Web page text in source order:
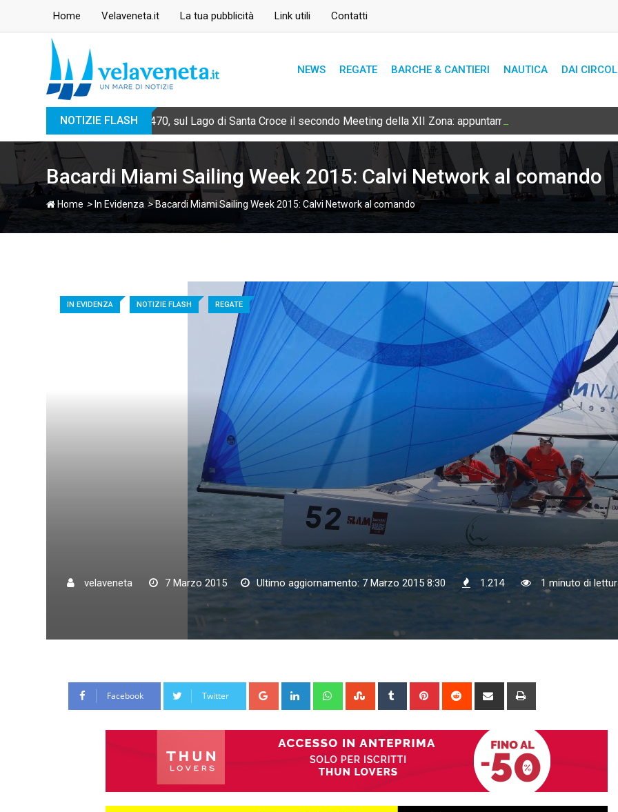
Home Velaveneta.it La tua pubblicità Link utili Contatti
NEWS REGATE BARCHE & CANTIERI NAUTICA DAI
NOTIZIE FLASH 470, sul Lago di Santa Croce il secondo Meeting della XII Zona: appuntamento l’8 e 9 agosto
Bacardi Miami Sailing Week 2015: Calvi Network al comando
Home > In Evidenza>Bacardi Miami Sailing Week 2015: Calvi Network al comando
IN EVIDENZA NOTIZIE FLASH REGATE
velaveneta 7 Marzo 2015 Ultimo aggiornamento: 7 Marzo 2015 8:30 1.214 1 minuto di
Facebook Twitter Google+ LinkedIn WhatsappStumbleUpon
Tumblr Pinterest Reddit
Share